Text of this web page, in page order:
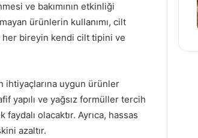
ve bakımının etkinliği
ürünlerin kullanımı, cilt
her bireyin kendi cilt tipini ve
ihtiyaçlarına uygun ürünler
yapılı ve yağsız formüller tercih
olacaktır. Ayrıca, hassas
azaltır.